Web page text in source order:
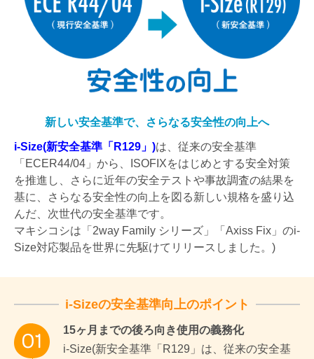
新しい安全基準で、さらなる安全性の向上へ
i-Size(新安全基準「R129」)は、従来の安全基準
「ECER44/04」から、ISOFIXをはじめとする安全対策
を推進し、さらに近年の安全テストや事故調査の結果を
基に、さらなる安全性の向上を図る新しい規格を盛り込
んだ、次世代の安全基準です。
マキシコシは「2way Family シリーズ」「Axiss Fix」のi-
Size対応製品を世界に先駆けてリリースしました。)
i-Sizeの安全基準向上のポイント
15ヶ月までの後ろ向き使用の義務化
i-Size(新安全基準「R129」は、従来の安全基